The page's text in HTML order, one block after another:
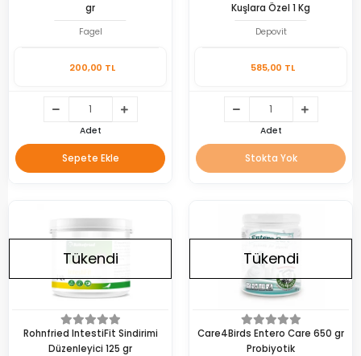
gr
Fagel
200,00 TL
Adet
Sepete Ekle
Kuşlara Özel 1 Kg
Depovit
585,00 TL
Adet
Stokta Yok
Tükendi
Rohnfried IntestiFit Sindirimi
Düzenleyici 125 gr
Tükendi
Care4Birds Entero Care 650 gr
Probiyotik